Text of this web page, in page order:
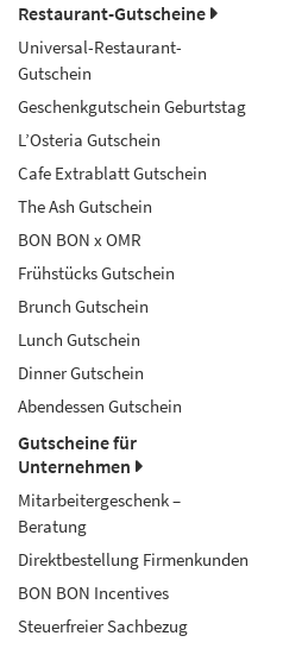
Restaurant-Gutscheine
Universal-Restaurant-
Gutschein
Geschenkgutschein Geburtstag
L’Osteria Gutschein
Cafe Extrablatt Gutschein
The Ash Gutschein
BON BON x OMR
Frühstücks Gutschein
Brunch Gutschein
Lunch Gutschein
Dinner Gutschein
Abendessen Gutschein
Gutscheine für
Unternehmen
Mitarbeitergeschenk –
Beratung
Direktbestellung Firmenkunden
BON BON Incentives
Steuerfreier Sachbezug